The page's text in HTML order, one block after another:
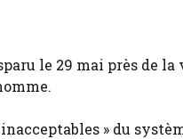
le 29 mai près de la
» du